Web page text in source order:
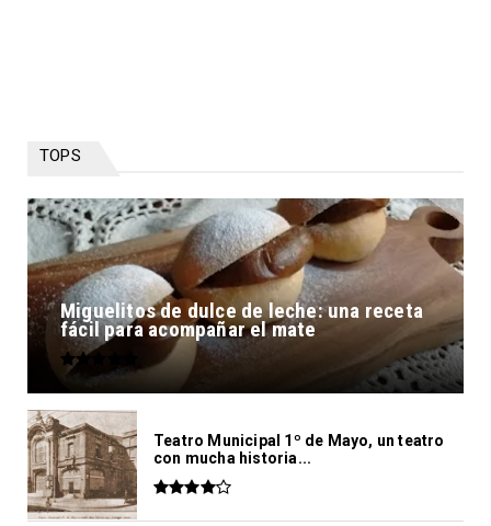
TOPS
Miguelitos de dulce de leche: una receta
fácil para acompañar el mate
Teatro Municipal 1º de Mayo, un teatro
con mucha historia...